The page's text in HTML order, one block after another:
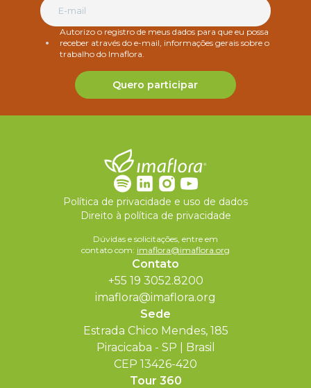
Autorizo o registro de meus dados para que eu possa
receber através do e-mail, informações gerais sobre o
trabalho do Imaflora.
Quero participar
Política de privacidade e uso de dados
Direito à política de privacidade
Dúvidas e solicitações, entre em
contato com: imaflora@imaflora.org
Contato
+55 19 3052.8200
imaflora@imaflora.org
Sede
Estrada Chico Mendes, 185
Piracicaba - SP | Brasil
CEP 13426-420
Tour 360